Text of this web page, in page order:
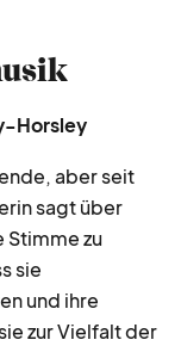
Horsley
aber seit
sagt über
Stimme zu
sie
und ihre
zur Vielfalt der